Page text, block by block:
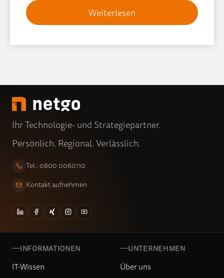
Weiterlesen
Ihr Technologie- und Strategiepartner.
Persönlich. Regional. Verlässlich.
Tel.: 0800 0060110
Kontakt aufnehmen
INFORMATIONEN
IT-Wissen
UNTERNEHMEN
Über uns